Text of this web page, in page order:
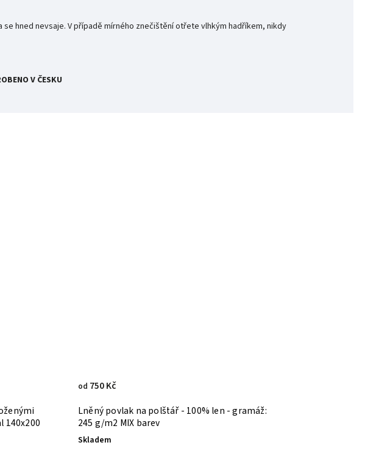
hned nevsaje. V případě mírného znečištění otřete vlhkým hadříkem, nikdy
V ČESKU
140x200
Lněný povlak na polštář - 100% len - gramáž:
245 g/m2 MIX barev
Skladem
od 750 Kč